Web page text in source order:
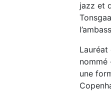
jazz et
Lauréat
nommé
une